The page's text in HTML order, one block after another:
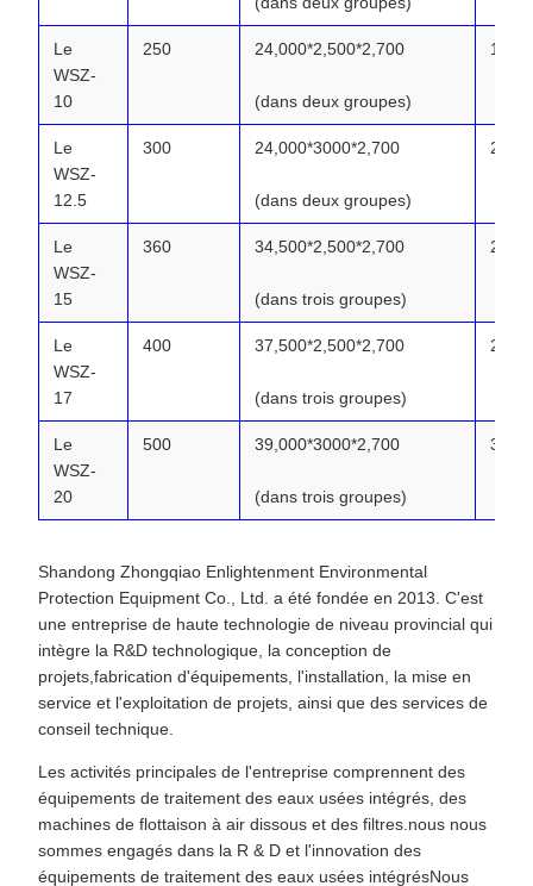
Le
WSZ-
10
250 24,000*2,500*2,700
(dans deux groupes)
17.30
Le
WSZ-
12.5
300 24,000*3000*2,700
(dans deux groupes)
20.05
Le
WSZ-
15
360 34,500*2,500*2,700
(dans trois groupes)
25.11
Le
WSZ-
17
400 37,500*2,500*2,700
(dans trois groupes)
27.24
Le
WSZ-
20
500 39,000*3000*2,700
(dans trois groupes)
33.71
Shandong Zhongqiao Enlightenment Environmental
Protection Equipment Co., Ltd. a été fondée en 2013. C'est
une entreprise de haute technologie de niveau provincial qui
intègre la R&D technologique, la conception de
projets,fabrication d'équipements, l'installation, la mise en
service et l'exploitation de projets, ainsi que des services de
conseil technique.
Les activités principales de l'entreprise comprennent des
équipements de traitement des eaux usées intégrés, des
machines de flottaison à air dissous et des filtres.nous nous
sommes engagés dans la R & D et l'innovation des
équipements de traitement des eaux usées intégrésNous